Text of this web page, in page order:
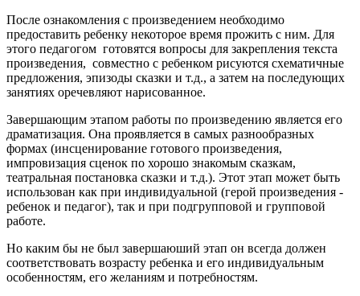
После ознакомления с произведением необходимо
предоставить ребенку некоторое время прожить с ним. Для
этого педагогом готовятся вопросы для закрепления текста
произведения, совместно с ребенком рисуются схематичные
предложения, эпизоды сказки и т.д., а затем на последующих
занятиях оречевляют нарисованное.
Завершающим этапом работы по произведению является его
драматизация. Она проявляется в самых разнообразных
формах (инсценирование готового произведения,
импровизация сценок по хорошо знакомым сказкам,
театральная постановка сказки и т.д.). Этот этап может быть
использован как при индивидуальной (герой произведения -
ребенок и педагог), так и при подгрупповой и групповой
работе.
Но каким бы не был завершаюший этап он всегда должен
соответствовать возрасту ребенка и его индивидуальным
особенностям, его желаниям и потребностям.